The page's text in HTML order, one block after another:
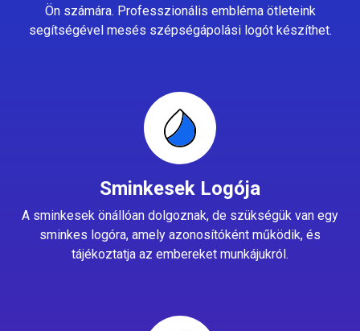
Ön számára. Professzionális embléma ötleteink
segítségével mesés szépségápolási logót készíthet.
Sminkesek Logója
A sminkesek önállóan dolgoznak, de szükségük van egy
sminkes logóra, amely azonosítóként működik, és
tájékoztatja az embereket munkájukról.